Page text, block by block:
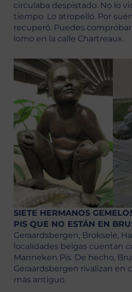
circulaba despistado. No lo
tiempo. Lo atropelló. Por
recuperó. Puedes
lomo en la calle Chartreaux.
SIETE HERMANOS
PIS QUE NO ESTÁN EN
Geraardsbergen, Broksele,
localidades belgas cuentan
Manneken Pis. De hecho,
Geraardsbergen rivalizan en
más antiguo.